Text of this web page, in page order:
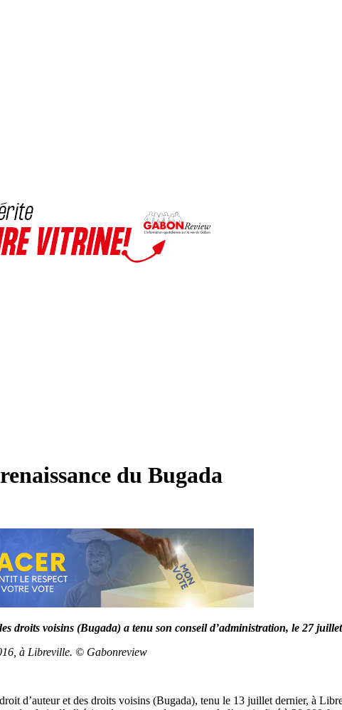
du Bugada
droits voisins (Bugada) a tenu son conseil d’administration, le 27
à Libreville. © Gabonreview
d’auteur et des droits voisins (Bugada), tenu le 13 juillet dernier, à